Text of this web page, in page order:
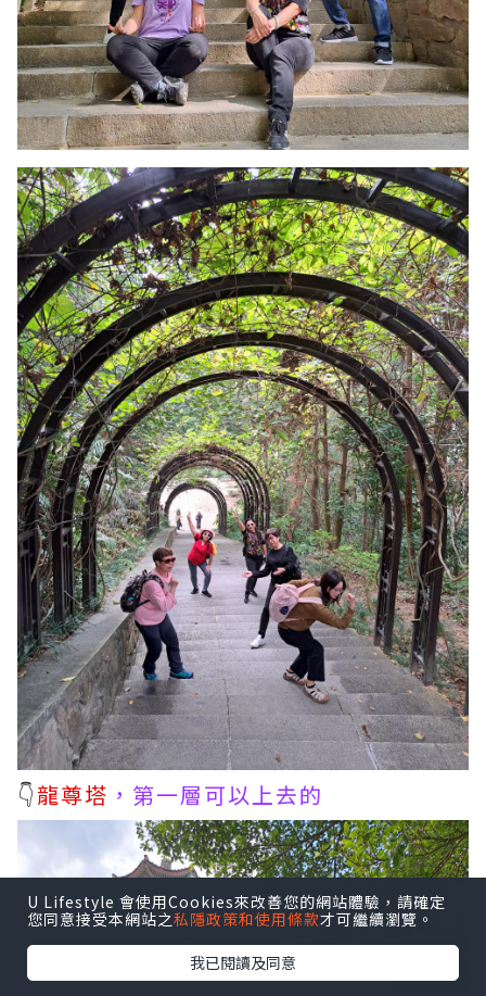
U Lifestyle 會使用Cookies來改善您的網站體驗，請確定
您同意接受本網站之私隱政策和使用條款才可繼續瀏覽。
我已閱讀及同意
👇龍尊塔 ，第一層可以上去的